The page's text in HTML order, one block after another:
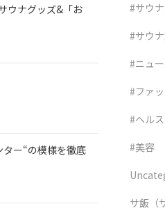
ウナグッズ&「お
ー“の模様を徹底
#サウ
#サウ
#ニュ
#ファ
#ヘル
#美容
サ飯（